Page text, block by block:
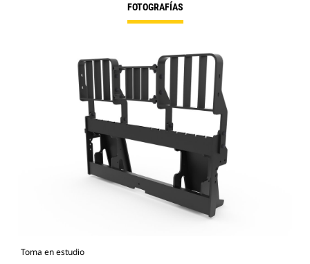
FOTOGRAFÍAS
Toma en estudio